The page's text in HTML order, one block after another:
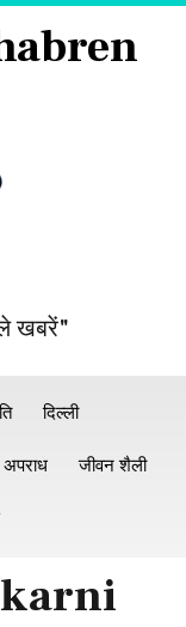
खबरें"
दिल्ली
अपराध जीवन शैली